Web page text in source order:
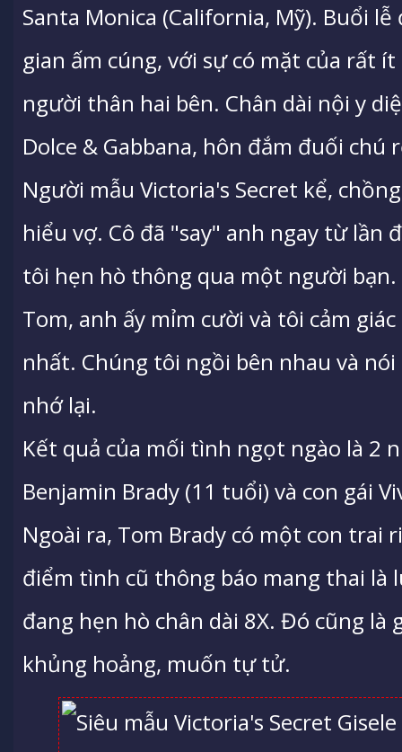
Santa Monica (California, Mỹ). Buổi
gian ấm cúng, với sự có mặt của rất
người thân hai bên. Chân dài nội y
Dolce & Gabbana, hôn đắm đuối chú
Người mẫu Victoria's Secret kể,
hiểu vợ. Cô đã "say" anh ngay từ lần
tôi hẹn hò thông qua một người
Tom, anh ấy mỉm cười và tôi cảm
nhất. Chúng tôi ngồi bên nhau và
nhớ lại.
Kết quả của mối tình ngọt ngào là 2
Benjamin Brady (11 tuổi) và con gái
Ngoài ra, Tom Brady có một con trai
điểm tình cũ thông báo mang thai là
đang hẹn hò chân dài 8X. Đó cũng là
khủng hoảng, muốn tự tử.